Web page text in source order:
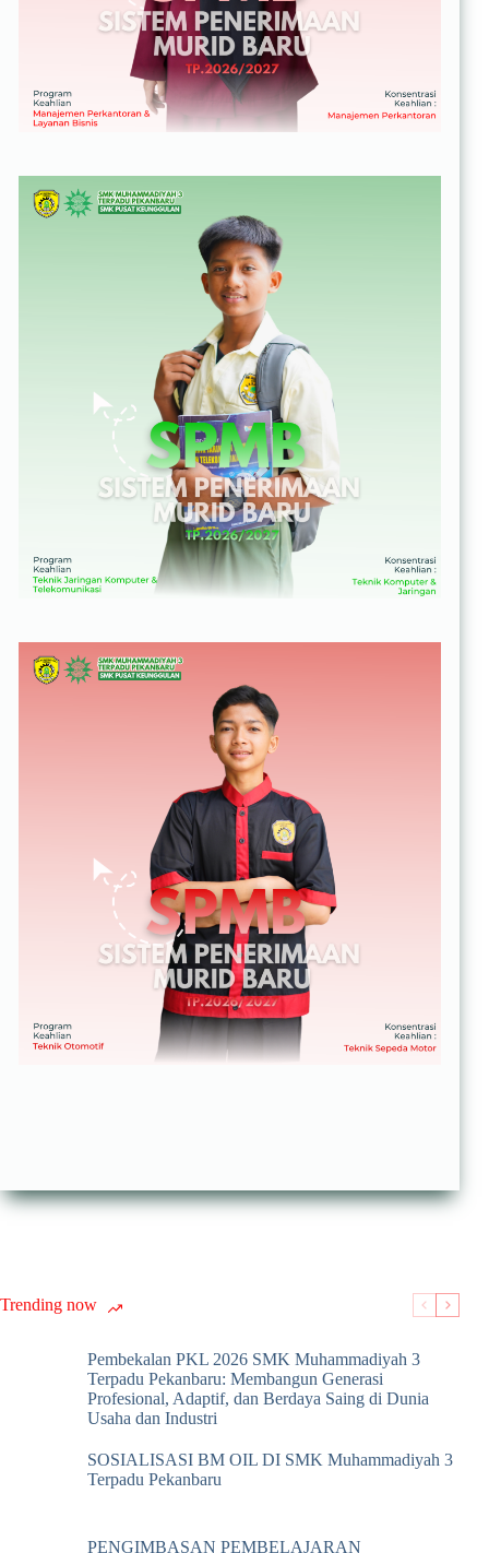
Trending now
Pembekalan PKL 2026 SMK Muhammadiyah 3
Terpadu Pekanbaru: Membangun Generasi
Profesional, Adaptif, dan Berdaya Saing di Dunia
Usaha dan Industri
SOSIALISASI BM OIL DI SMK Muhammadiyah 3
Terpadu Pekanbaru
PENGIMBASAN PEMBELAJARAN